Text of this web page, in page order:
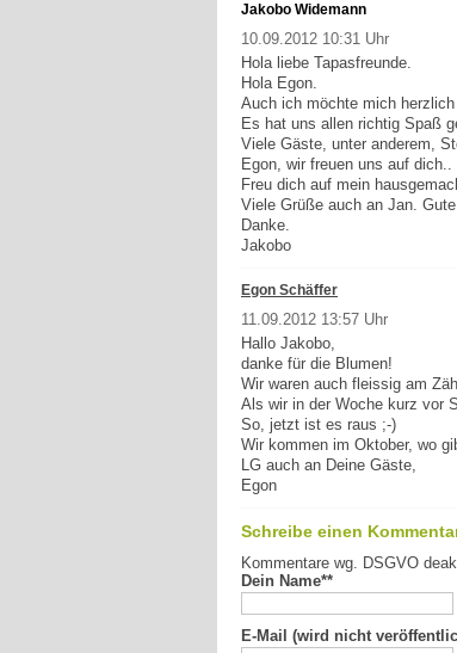
Jakobo Widemann
10.09.2012 10:31 Uhr
Hola liebe Tapasfreunde.
Hola Egon.
Auch ich möchte mich
Es hat uns allen richtig Spaß
Viele Gäste, unter anderem,
Egon, wir freuen uns auf dich..
Freu dich auf mein
Viele Grüße auch an Jan.
Danke.
Jakobo
Egon Schäffer
11.09.2012 13:57 Uhr
Hallo Jakobo,
danke für die Blumen!
Wir waren auch fleissig am
Als wir in der Woche kurz vor
So, jetzt ist es raus ;-)
Wir kommen im Oktober, wo
LG auch an Deine Gäste,
Egon
Schreibe einen
Kommentare wg. DSGVO
Dein Name**
E-Mail (wird nicht